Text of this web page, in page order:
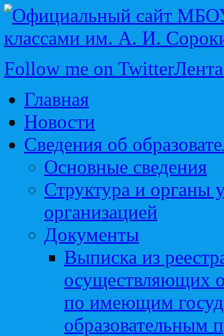
Follow me on Twitter
Главная
Новости
Сведения об
Основные сведения
Структура и органы
организацией
Документы
Выписка из
осуществляющих
по имеющим
образовательным